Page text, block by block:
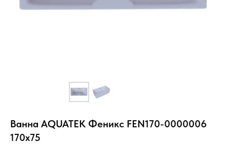
Ванна AQUATEK Феникс FEN170-0000006
170х75